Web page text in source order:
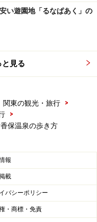
、干支はそれぞれの
いたそうです。現在
なってしまった宿も
所を記すように、ど
です。
まぐち）」と呼ばれ
の湯元から流れてく
い遊園地「るなぱあく」の
見る
関東の観光・旅行
>
>
保温泉の歩き方
報
載
バシーポリシー
・商標・免責